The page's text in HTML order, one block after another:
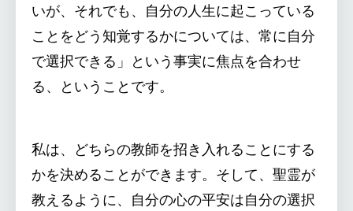
いが、それでも、自分の人生に起こっている
ことをどう知覚するかについては、常に自分
で選択できる」という事実に焦点を合わせ
る、ということです。
私は、どちらの教師を招き入れることにする
かを決めることができます。そして、聖霊が
教えるように、自分の心の平安は自分の選択